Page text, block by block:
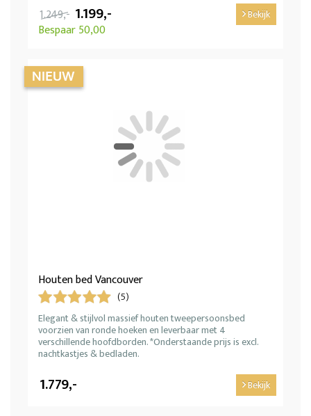
1.249,- 1.199,-
Bespaar 50,00
Bekijk
Houten bed Vancouver
(5)
Elegant & stijlvol massief houten tweepersoonsbed
voorzien van ronde hoeken en leverbaar met 4
verschillende hoofdborden. *Onderstaande prijs is excl.
nachtkastjes & bedladen.
1.779,- Bekijk